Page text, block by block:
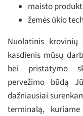
maisto
žemės ūkio
Nuolatinis
kasdienis mūsų
bei pristatymo
pervežimo būdą
dažniausiai
terminalą,